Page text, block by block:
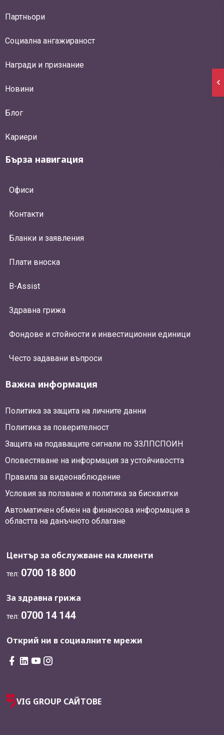
Партньори
Социална ангажираност
Награди и признание
Новини
Блог
Кариери
Бърза навигация
Офиси
Контакти
Бланки и заявления
Плати вноска
B-Assist
Здравна грижа
Фондове и стойности и инвестиционни единици
Често задавани въпроси
Важна информация
Политика за защита на личните данни
Политика за поверителност
Защита на подаващите сигнали по ЗЗЛПСПОИН
Оповестяване на информация за устойчивостта
Правила за видеонаблюдение
Условия за ползване и политика за бисквитки
Автоматичен обмен на финансова информация в
областта на данъчното облагане
Център за обслужване на клиенти
тел: 0700 18 800
За здравна грижа
тел: 0700 14 144
Открий ни в социалните мрежи
VIG GROUP САЙТОВЕ